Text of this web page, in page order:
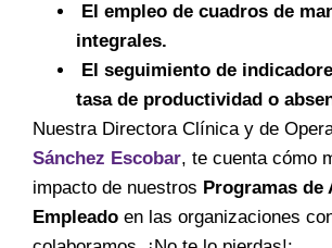
El empleo de cuadros de
integrales.
El seguimiento de
tasa de productividad o
Nuestra Directora Clínica y de
Sánchez Escobar, te cuenta cómo
impacto de nuestros Programas de
Empleado en las organizaciones